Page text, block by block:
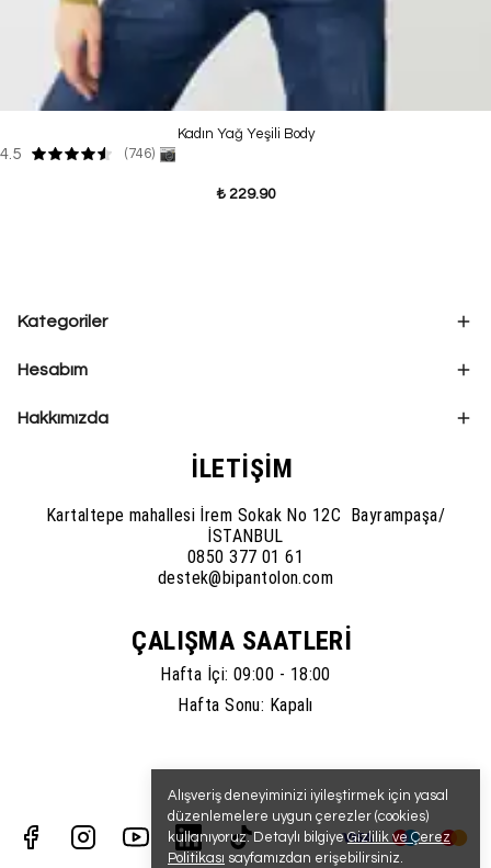
Alışveriş deneyiminizi iyileştirmek için yasal
düzenlemelere uygun çerezler (cookies)
kullanıyoruz. Detaylı bilgiyeGizlilik ve Çerez
Politikası sayfamızdan erişebilirsiniz.
Kadın Yağ Yeşili Body
4.5 (746)
₺ 229.90
Kategoriler
Hesabım
Hakkımızda
İLETİŞİM
Kartaltepe mahallesi İrem Sokak No 12C Bayrampaşa/
İSTANBUL
0850 377 01 61
destek@bipantolon.com
ÇALIŞMA SAATLERİ
Hafta İçi: 09:00 - 18:00
Hafta Sonu: Kapalı